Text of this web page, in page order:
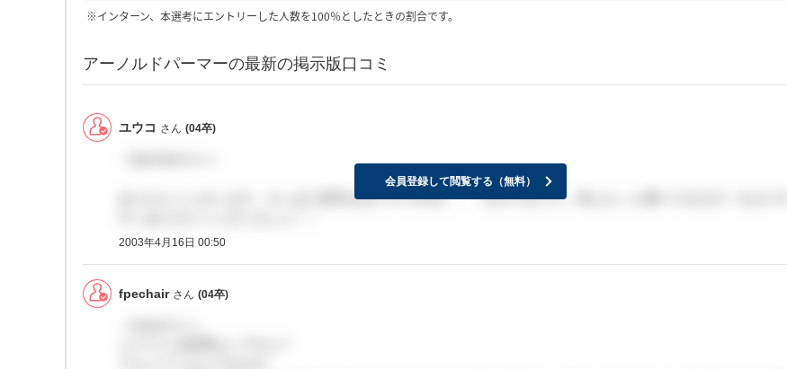
※インターン、本選考にエントリーした人数を100％としたときの割合です。
アーノルドパーマーの最新の掲示版口コミ
ユウコ さん (04卒)
ありがとうございます。やっぱり新卒はないんですね。。。わかりました。私ももっと調べてみます！わかりや
2003年4月16日 00:50
会員登録して閲覧する（無料）
fpechair さん (04卒)